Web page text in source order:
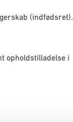
(indfødsret).
opholdstilladelse i